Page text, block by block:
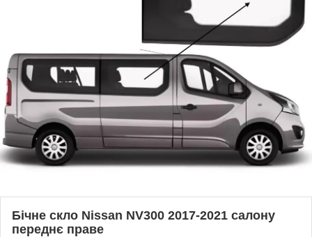
Бічне скло Nissan NV300 2017-2021 салону
переднє праве